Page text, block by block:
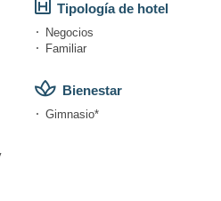
Tipología de hotel
Negocios
Familiar
Bienestar
Gimnasio*